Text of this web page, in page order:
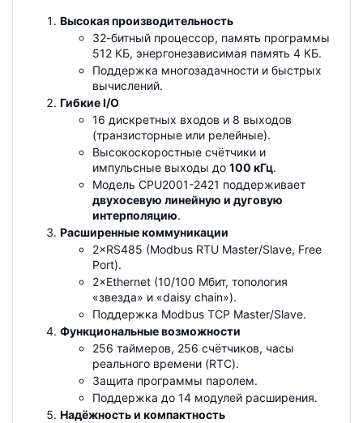
Высокая производительность
32-битный процессор, память программы
512 КБ, энергонезависимая память 4 КБ.
Поддержка многозадачности и быстрых
вычислений.
Гибкие I/O
16 дискретных входов и 8 выходов
(транзисторные или релейные).
Высокоскоростные счётчики и
импульсные выходы до 100 кГц.
Модель CPU2001-2421 поддерживает
двухосевую линейную и дуговую
интерполяцию.
Расширенные коммуникации
2×RS485 (Modbus RTU Master/Slave, Free
Port).
2×Ethernet (10/100 Мбит, топология
«звезда» и «daisy chain»).
Поддержка Modbus TCP Master/Slave.
Функциональные возможности
256 таймеров, 256 счётчиков, часы
реального времени (RTC).
Защита программы паролем.
Поддержка до 14 модулей расширения.
Надёжность и компактность